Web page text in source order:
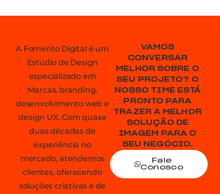
A Fomento Digital é um
Estúdio de Design
especializado em
Marcas, branding,
desenvolvimento web e
design UX. Com quase
duas décadas de
experiência no
mercado, atendemos
clientes, oferecendo
soluções criativas e de
VAMOS
CONVERSAR
MELHOR SOBRE O
SEU PROJETO? O
NOSSO TIME ESTÁ
PRONTO PARA
TRAZER A MELHOR
SOLUÇÃO DE
IMAGEM PARA O
SEU NEGÓCIO.
Fale
Conosco